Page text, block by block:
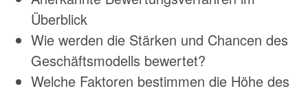
Überblick
Wie werden die Stärken und Chancen des
Geschäftsmodells bewertet?
Welche Faktoren bestimmen die Höhe des